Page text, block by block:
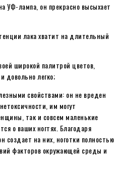
УФ-лампа, он прекрасно высыхает
лака хватит на длительный
широкой палитрой цветов,
довольно легко;
свойствами: он не вреден
им могут
так и совсем маленькие
о ваших ногтях. Благодаря
создает на них, ноготки полностью
факторов окружающей среды и